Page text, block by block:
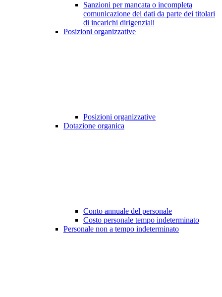
Sanzioni per mancata o incompleta
comunicazione dei dati da parte dei titolari
di incarichi dirigenziali
Posizioni organizzative
Posizioni organizzative
Dotazione organica
Conto annuale del personale
Costo personale tempo indeterminato
Personale non a tempo indeterminato